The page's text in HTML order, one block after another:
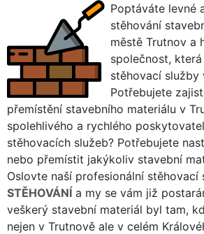
Poptáváte levné
stěhování
městě Trutnov a
společnost,
stěhovací služby
Potřebujete
přemístění stavebního materiálu v
spolehlivého a rychlého
stěhovacích služeb? Potřebujete
nebo přemístit jakýkoliv stavební
Oslovte naší profesionální stěhovací
STĚHOVÁNÍ a my se vám již
veškerý stavební materiál byl tam,
nejen v Trutnově ale v celém